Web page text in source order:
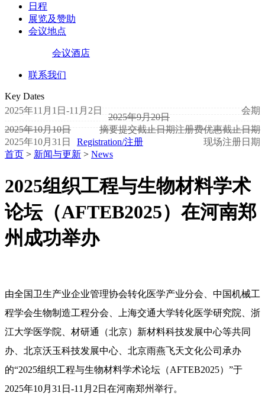
日程
展览及赞助
会议地点
会议酒店
联系我们
Key Dates
2025年11月1日-11月2日
会期
2025年9月20日
注册费优惠截止日期
2025年10月10日
摘要提交截止日期
2025年10月31日
现场注册日期
Registration/注册
首页 > 新闻与更新 > News
2025组织工程与生物材料学术
论坛（AFTEB2025）在河南郑
州成功举办
由全国卫生产业企业管理协会转化医学产业分会、中国机械工
程学会生物制造工程分会、
上海交通大学转化医学研究院、 浙
江大学医学院、 材研通（北京）新材料科技发展中心等共同
办、北京沃玉科技发展中心、北京雨燕飞天文化公司承办
的“2025组织工程与生物材料学术论坛（AFTEB2025）”于
2025年10月 31 日 -11月2 日在河南郑州举行。